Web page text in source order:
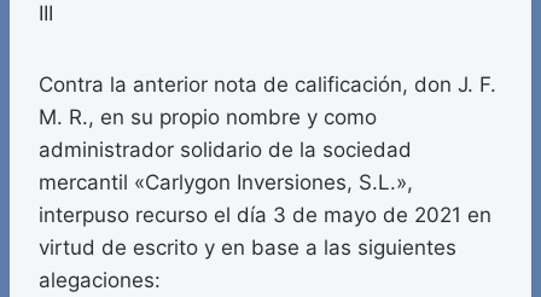
III
Contra la anterior nota de calificación, don J. F.
M. R., en su propio nombre y como
administrador solidario de la sociedad
mercantil «Carlygon Inversiones, S.L.»,
interpuso recurso el día 3 de mayo de 2021 en
virtud de escrito y en base a las siguientes
alegaciones: